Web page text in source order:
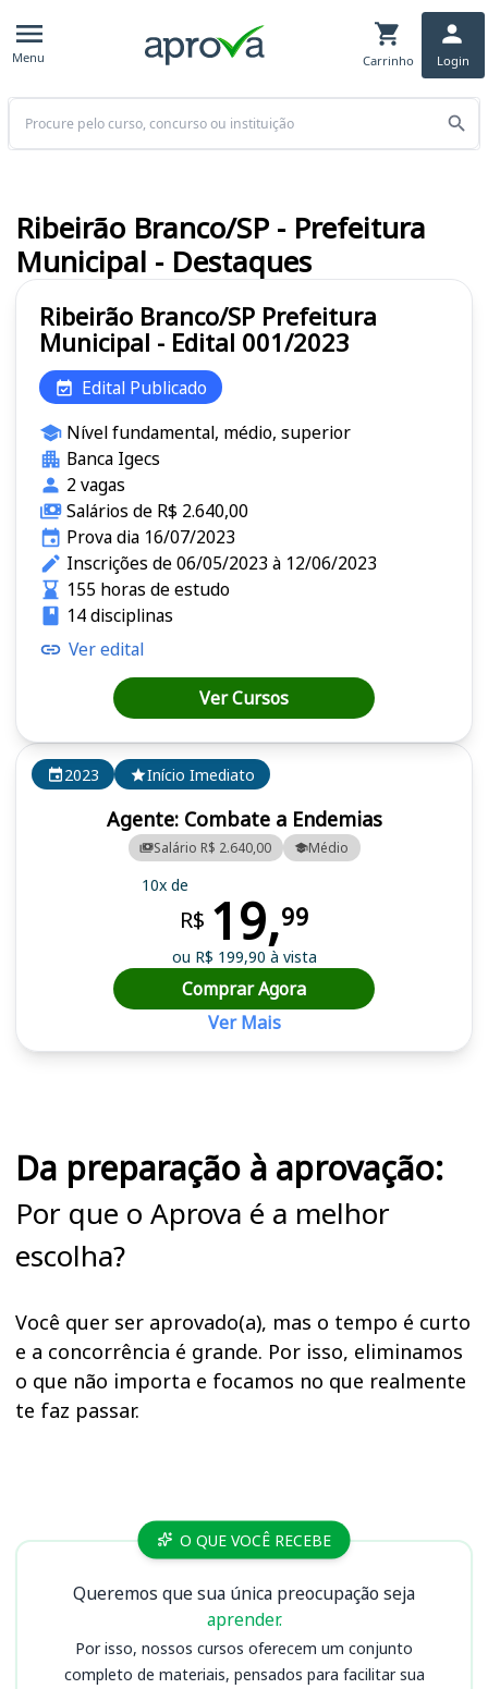
Menu Carrinho Login
Buscar
2023 Início Imediato
Agente: Combate a Endemias
Salário R$ 2.640,00 Médio
10x de
R$ 19,99
ou R$ 199,90 à vista
Comprar Agora
Ver Mais
Ribeirão Branco/SP Prefeitura
Municipal - Edital 001/2023
Edital Publicado
Nível fundamental, médio, superior
Banca Igecs
2 vagas
Salários de R$ 2.640,00
Prova dia 16/07/2023
Inscrições de 06/05/2023 à 12/06/2023
155 horas de estudo
14 disciplinas
Ver edital
Ver Cursos
Ribeirão Branco/SP - Prefeitura
Municipal - Destaques
Da preparação à aprovação:
Por que o Aprova é a melhor
escolha?
Você quer ser aprovado(a), mas o tempo é curto
e a concorrência é grande. Por isso, eliminamos
o que não importa e focamos no que realmente
te faz passar.
Cursos O QUE VOCÊ RECEBE
Queremos que sua única preocupação seja
aprender.
Por isso, nossos cursos oferecem um conjunto
completo de materiais, pensados para facilitar sua